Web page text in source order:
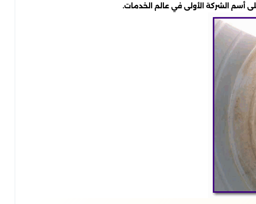
أسم الشركة الأولى في عالم الخدمات.